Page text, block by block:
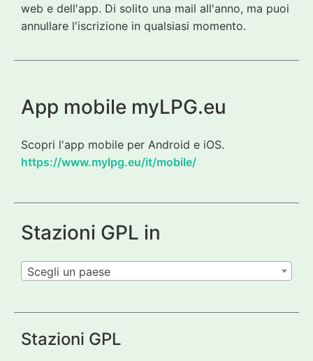
web e dell'app. Di solito una mail all'anno, ma puoi
annullare l'iscrizione in qualsiasi momento.
App mobile myLPG.eu
Scopri l'app mobile per Android e iOS.
https://www.mylpg.eu/it/mobile/
Stazioni GPL in
Scegli un paese
Stazioni GPL